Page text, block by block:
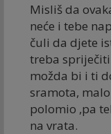
Misliš da
neće i tebe
čuli da djete
treba
možda bi i ti
sramota,
polomio ,pa
na vrata.